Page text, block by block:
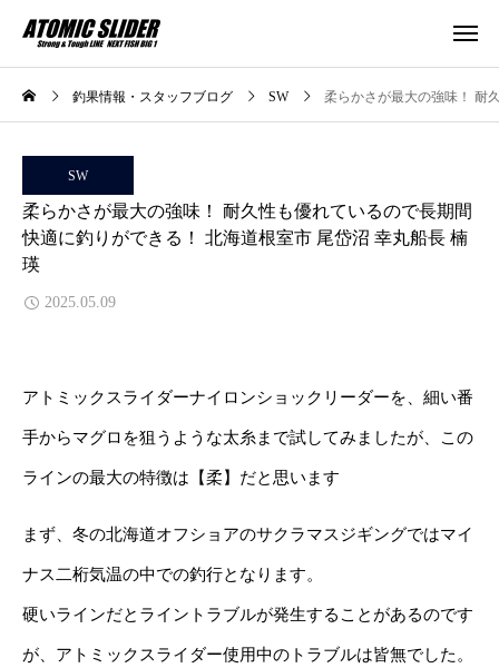
釣果情報・スタッフブログ SW 柔らかさが最大の強味！ 耐
SW
柔らかさが最大の強味！ 耐久性も優れているので長期間
快適に釣りができる！ 北海道根室市 尾岱沼 幸丸船長 楠
瑛
2025.05.09
アトミックスライダーナイロンショックリーダーを、細い番
手からマグロを狙うような太糸まで試してみましたが、この
ラインの最大の特徴は【柔】だと思います
まず、冬の北海道オフショアのサクラマスジギングではマイ
ナス二桁気温の中での釣行となります。
硬いラインだとライントラブルが発生することがあるのです
が、アトミックスライダー使用中のトラブルは皆無でした。